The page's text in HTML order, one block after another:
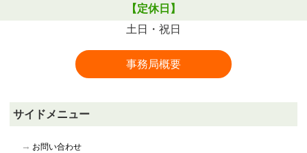
【定休日】
土日・祝日
事務局概要
サイドメニュー
お問い合わせ